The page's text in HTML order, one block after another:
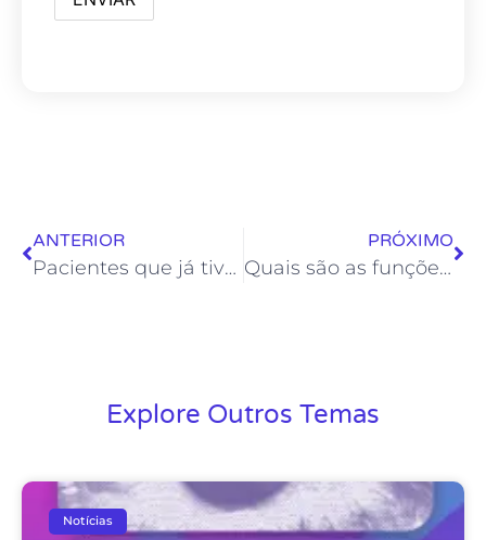
ANTERIOR
Pacientes que já tiveram melanoma podem tomar sol?
PRÓXIMO
Quais são as funções da pele?
Explore Outros Temas
Notícias